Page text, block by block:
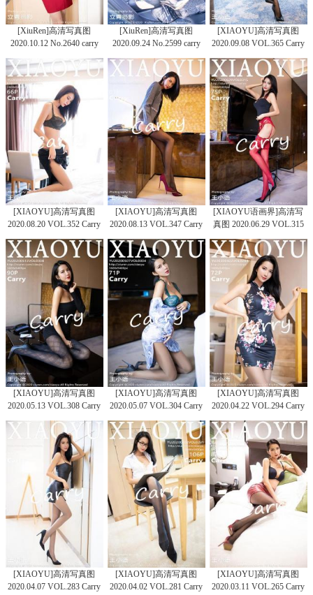
[XiuRen]高清写真图
2020.10.12 No.2640 carry
[XiuRen]高清写真图
2020.09.24 No.2599 carry
[XIAOYU]高清写真图
2020.09.08 VOL.365 Carry
[XIAOYU]高清写真图
2020.08.20 VOL.352 Carry
[XIAOYU]高清写真图
2020.08.13 VOL.347 Carry
[XIAOYU语画界]高清写
真图 2020.06.29 VOL.315
Carry
[XIAOYU]高清写真图
2020.05.13 VOL.308 Carry
[XIAOYU]高清写真图
2020.05.07 VOL.304 Carry
[XIAOYU]高清写真图
2020.04.22 VOL.294 Carry
[XIAOYU]高清写真图
2020.04.07 VOL.283 Carry
[XIAOYU]高清写真图
2020.04.02 VOL.281 Carry
[XIAOYU]高清写真图
2020.03.11 VOL.265 Carry